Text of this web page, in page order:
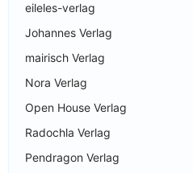
eileles-verlag
Johannes Verlag
mairisch Verlag
Nora Verlag
Open House Verlag
Radochla Verlag
Pendragon Verlag